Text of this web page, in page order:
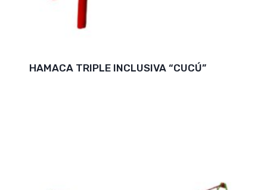
HAMACA TRIPLE INCLUSIVA “CUCÚ”